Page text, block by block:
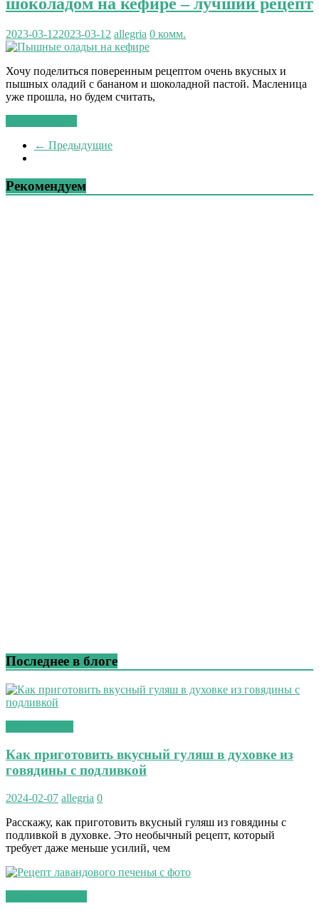
шоколадом на кефире – лучший рецепт
2023-03-122023-03-12 allegria 0 комм.
Хочу поделиться поверенным рецептом очень вкусных и
пышных оладий с бананом и шоколадной пастой. Масленица
уже прошла, но будем считать,
← Предыдущие
Рекомендуем
Последнее в блоге
Как приготовить вкусный гуляш в духовке из
говядины с подливкой
2024-02-07 allegria 0
Расскажу, как приготовить вкусный гуляш из говядины с
подливкой в духовке. Это необычный рецепт, который
требует даже меньше усилий, чем